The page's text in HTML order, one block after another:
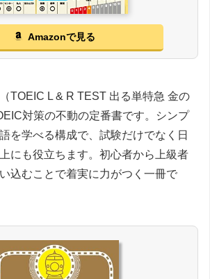
Amazonで見る
TOEIC L & R TEST 出る単特急 金の
対策の不動の定番書です。シンプ
を学べる構成で、試験だけでなく日
にも役立ちます。初心者から上級者
込むことで着実に力がつく一冊で